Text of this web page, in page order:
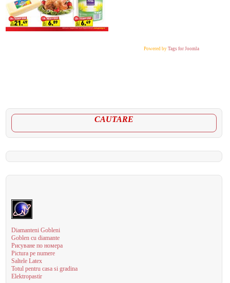
Powered by Tags for Joomla
CAUTARE
Diamanteni Gobleni
Goblen cu diamante
Рисуване по номера
Pictura pe numere
Saltele Latex
Totul pentru casa si gradina
Elektropastir